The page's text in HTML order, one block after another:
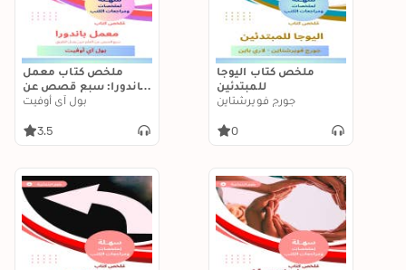
ملخص كتاب معمل
باندورا: سبع قصص عن
العلم حين يضل الطريق
بول آي أوفيت
3.5
ملخص كتاب اليوجا
للمبتدئين
جورج فويرشتاين
0